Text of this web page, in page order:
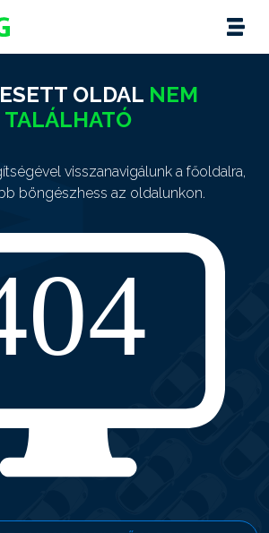
OLDAL NEM
TALÁLHATÓ
visszanavigálunk a főoldalra,
böngészhess az oldalunkon.